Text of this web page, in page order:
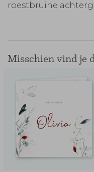
roestbruine
Misschien vind je